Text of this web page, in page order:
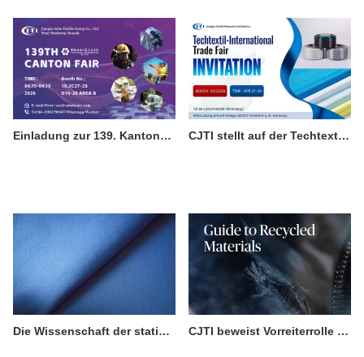
die vom 21. bis 24. April 2026 in
Frankfurt am Main stattfindet.
Einladung zur 139. Kantoner Messe: Entdecken Sie die professionellen Schutzkleidungslösungen von CJTI CJTI stellt auf der Techtextil 2026 in Frankfurt aus.
Die Wissenschaft der statischen Aufladung und warum sie bei Arbeitskleidung wichtig ist CJTI beweist Vorreiterrolle in der nachhaltigen Fertigung mit zertifizierter, umweltfreundlicher Textilinnovation